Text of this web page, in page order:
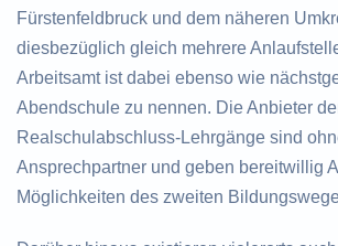
Fürstenfeldbruck und dem näheren
diesbezüglich gleich mehrere
Arbeitsamt ist dabei ebenso wie
Abendschule zu nennen. Die Anbieter
Realschulabschluss-Lehrgänge sind
Ansprechpartner und geben bereitwillig
Möglichkeiten des zweiten